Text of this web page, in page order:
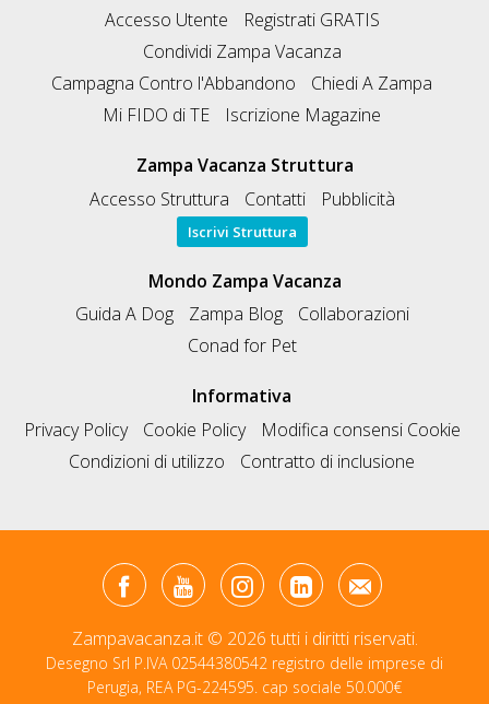
Accesso Utente
Registrati GRATIS
Condividi Zampa Vacanza
Campagna Contro l'Abbandono
Chiedi A Zampa
Mi FIDO di TE
Iscrizione Magazine
Zampa Vacanza Struttura
Accesso Struttura
Contatti Pubblicità
Iscrivi Struttura
Mondo Zampa Vacanza
Guida A Dog
Zampa Blog
Collaborazioni
Conad for Pet
Informativa
Privacy Policy
Cookie Policy
Modifica consensi Cookie
Condizioni di utilizzo
Contratto di inclusione
Zampavacanza.it © 2026 tutti i diritti riservati.
Desegno Srl P.IVA 02544380542 registro delle imprese di
Perugia, REA PG-224595. cap sociale 50.000€